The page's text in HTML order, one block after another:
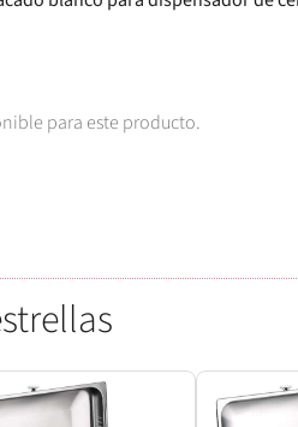
para este producto.